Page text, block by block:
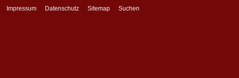
Impressum Datenschutz Sitemap Suchen